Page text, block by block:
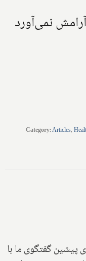
نمی‌آورد
Category:Articles,
گفتگوی ما با